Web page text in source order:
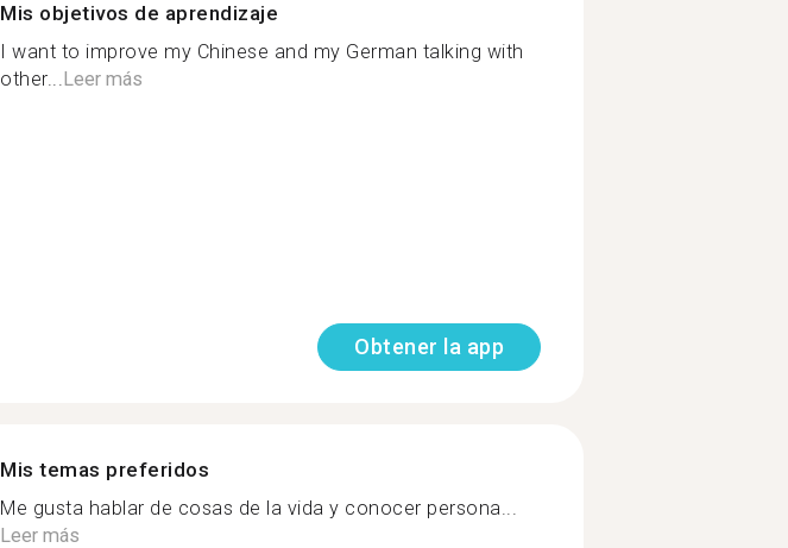
Mis objetivos de aprendizaje
I want to improve my Chinese and my German talking with
other...Leer más
Obtener la app
Mis temas preferidos
Me gusta hablar de cosas de la vida y conocer persona...
Leer más